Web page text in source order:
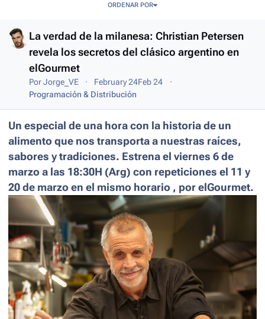
ORDENAR POR
La verdad de la milanesa: Christian Petersen
revela los secretos del clásico argentino en
elGourmet
PorJorge_VE February 24Feb 24
Programación & Distribución
Un especial de una hora con la historia de un
alimento que nos transporta a nuestras raíces,
sabores y tradiciones. Estrena el viernes 6 de
marzo a las 18:30H (Arg) con repeticiones el 11 y
20 de marzo en el mismo horario , por elGourmet.